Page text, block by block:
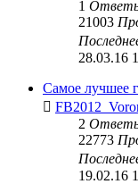
1
21003
28.03.16
Самое лучшее
2
22773
19.02.16